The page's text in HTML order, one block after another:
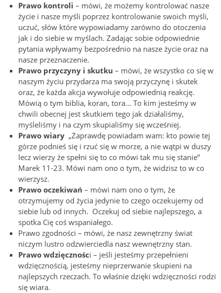
Prawo kontroli – mówi, że możemy kontrolować nasze
życie i nasze myśli poprzez kontrolowanie swoich myśli,
uczuć, słów które wypowiadamy zarówno do otoczenia
jak i do siebie w myślach. Zadając sobie odpowiednie
pytania wpływamy bezpośrednio na nasze życie oraz na
nasze przeznaczenie.
Prawo przyczyny i skutku – mówi, że wszystko co się w
naszym życiu przydarza ma swoją przyczynę i skutek
oraz, że każda akcja wywołuje odpowiednią reakcję.
Mówią o tym biblia, koran, tora… To kim jesteśmy w
chwili obecnej jest skutkiem tego jak działaliśmy,
myśleliśmy i na czym skupialiśmy się wcześniej.
Prawo wiary „Zaprawdę powiadam wam: kto powie tej
górze podnieś się i rzuć się w morze, a nie wątpi w duszy
lecz wierzy że spełni się to co mówi tak mu się stanie”
Marek 11-23. Mówi nam ono o tym, że widzisz to w co
wierzysz.
Prawo oczekiwań – mówi nam ono o tym, że
otrzymujemy od życia jedynie to czego oczekujemy od
siebie lub od innych. Oczekuj od siebie najlepszego, a
spotka Cię coś wspaniałego.
Prawo zgodności – mówi, że nasz zewnętrzny świat
niczym lustro odzwierciedla nasz wewnętrzny stan.
Prawo wdzięczności – jeśli jesteśmy przepełnieni
wdzięcznością, jesteśmy nieprzerwanie skupieni na
najlepszych rzeczach. To właśnie dzięki wdzięczności rodzi
się wiara.